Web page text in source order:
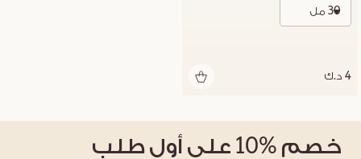
30 مل
4 د.ك
خصم %10 على أول طلب